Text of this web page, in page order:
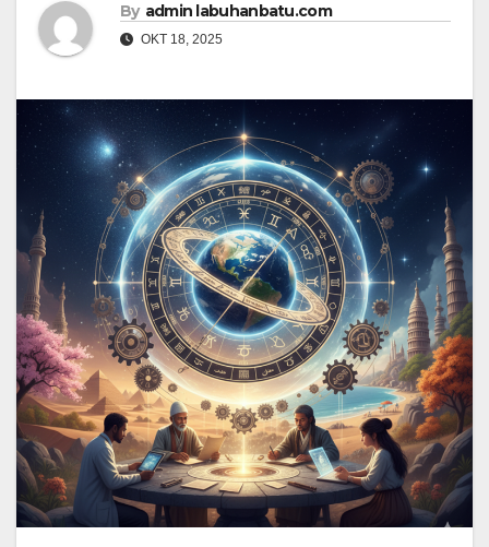
By admin labuhanbatu.com
OKT 18, 2025